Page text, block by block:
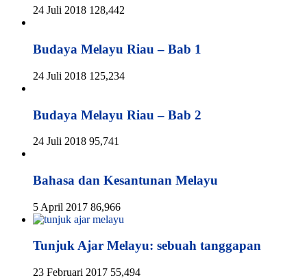
24 Juli 2018 128,442
Budaya Melayu Riau – Bab 1
24 Juli 2018 125,234
Budaya Melayu Riau – Bab 2
24 Juli 2018 95,741
Bahasa dan Kesantunan Melayu
5 April 2017 86,966
Tunjuk Ajar Melayu: sebuah tanggapan
23 Februari 2017 55,494